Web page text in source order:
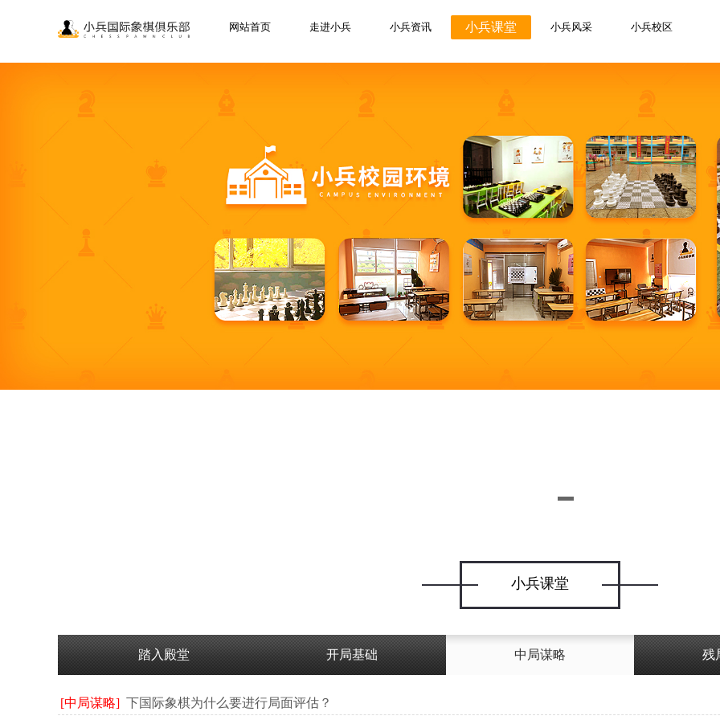
网站首页 走进小兵 小兵资讯 小兵课堂 小兵风采 小兵校区
小兵课堂
踏入殿堂 开局基础 中局谋略 残
[中局谋略] 下国际象棋为什么要进行局面评估？